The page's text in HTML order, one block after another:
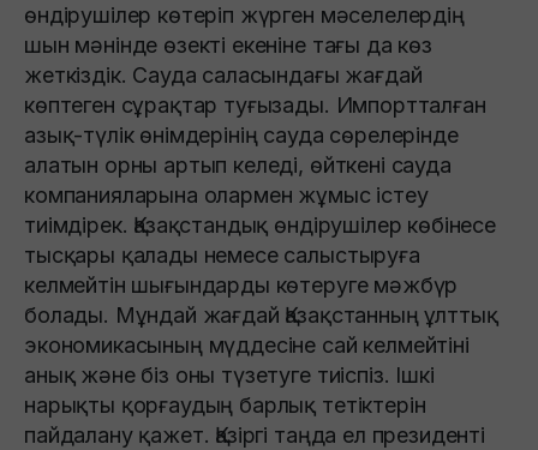
өндірушілер көтеріп жүрген мәселелердің
шын мәнінде өзекті екеніне тағы да көз
жеткіздік. Сауда саласындағы жағдай
көптеген сұрақтар туғызады. Импортталған
азық-түлік өнімдерінің сауда сөрелерінде
алатын орны артып келеді, өйткені сауда
компанияларына олармен жұмыс істеу
тиімдірек. Қазақстандық өндірушілер көбінесе
тысқары қалады немесе салыстыруға
келмейтін шығындарды көтеруге мәжбүр
болады. Мұндай жағдай Қазақстанның ұлттық
экономикасының мүддесіне сай келмейтіні
анық және біз оны түзетуге тиіспіз. Ішкі
нарықты қорғаудың барлық тетіктерін
пайдалану қажет. Қазіргі таңда ел президенті